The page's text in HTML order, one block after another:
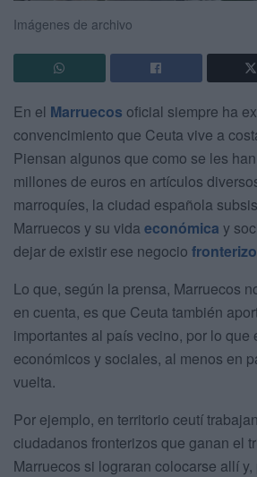
Imágenes de archivo
En el Marruecos oficial siempre ha
convencimiento que Ceuta vive a
Piensan algunos que como se les
millones de euros en artículos
marroquíes, la ciudad española
Marruecos y su vida económica y
dejar de existir ese negocio fronterizo
Lo que, según la prensa, Marruecos
en cuenta, es que Ceuta también
importantes al país vecino, por lo que
económicos y sociales, al menos en
vuelta.
Por ejemplo, en territorio ceutí
ciudadanos fronterizos que ganan el
Marruecos si lograran colocarse allí